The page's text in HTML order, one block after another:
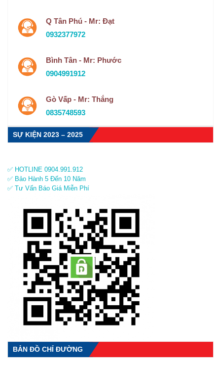
Q Tân Phú - Mr: Đạt
0932377972
Bình Tân - Mr: Phước
0904991912
Gò Vấp - Mr: Thắng
0835748593
SỰ KIỆN 2023 – 2025
✅ HOTLINE 0904.991.912
✅ Bảo Hành 5 Đến 10 Năm
✅ Tư Vấn Báo Giá Miễn Phí
BẢN ĐỒ CHỈ ĐƯỜNG